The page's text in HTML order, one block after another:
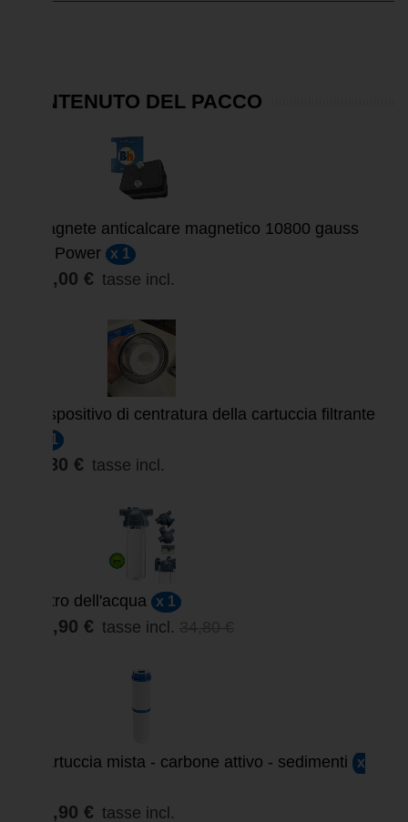
CONTENUTO DEL PACCO
Magnete anticalcare magnetico 10800 gauss
Mi Power x 1
57,00 € tasse incl.
Dispositivo di centratura della cartuccia filtrante
x 1
4,80 € tasse incl.
Filtro dell'acqua x 1
29,90 € tasse incl.
Cartuccia mista - carbone attivo - sedimenti
x
12,90 € tasse incl.